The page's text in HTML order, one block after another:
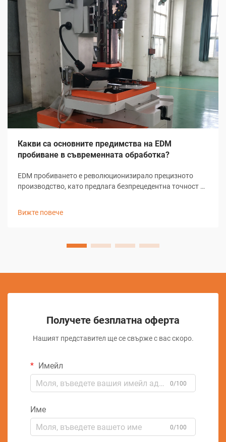
Какви са основните предимства на EDM
пробиване в съвременната обработка?
EDM пробиването е революционизирало прецизното
производство, като предлага безпрецедентна точност и
Вижте повече
Получете безплатна оферта
Нашият представител ще се свърже с вас скоро.
Имейл
0/100
Име
0/100